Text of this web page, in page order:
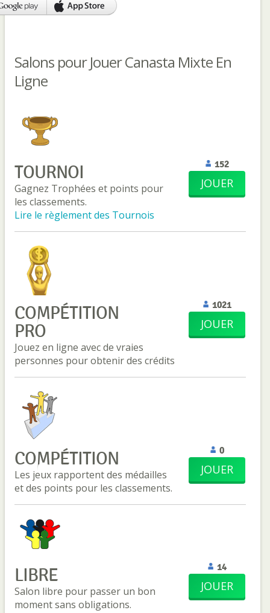
Salons pour Jouer Canasta Mixte En
Ligne
TOURNOI
Gagnez Trophées et points pour
les classements.
Lire le règlement des Tournois
152
JOUER
COMPÉTITION
PRO
Jouez en ligne avec de vraies
personnes pour obtenir des crédits
1021
JOUER
COMPÉTITION
Les jeux rapportent des médailles
et des points pour les classements.
0
JOUER
LIBRE
Salon libre pour passer un bon
moment sans obligations.
14
JOUER